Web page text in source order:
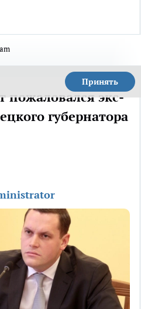
Принять
пожаловался экс-
губернатора